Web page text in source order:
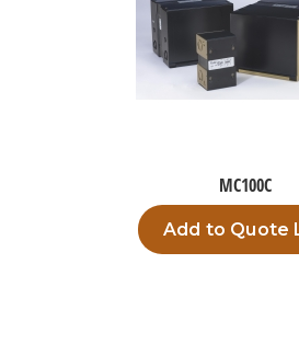
MC100C
Add to Quote